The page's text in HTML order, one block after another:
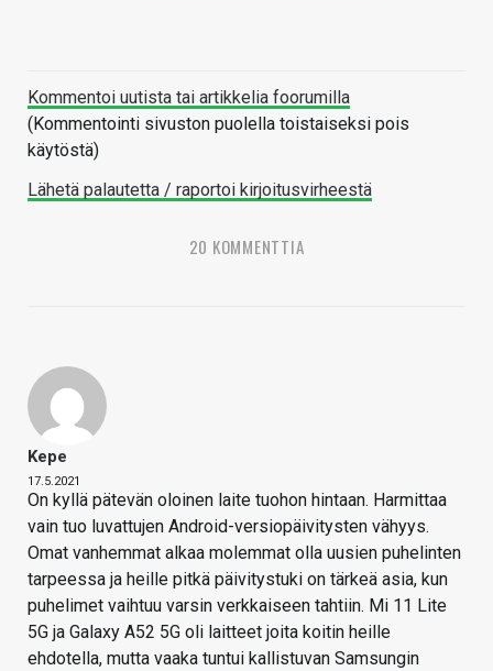
Kommentoi uutista tai artikkelia foorumilla
(Kommentointi sivuston puolella toistaiseksi pois
käytöstä)
Lähetä palautetta / raportoi kirjoitusvirheestä
20 KOMMENTTIA
Kepe
17.5.2021
On kyllä pätevän oloinen laite tuohon hintaan. Harmittaa
vain tuo luvattujen Android-versiopäivitysten vähyys.
Omat vanhemmat alkaa molemmat olla uusien puhelinten
tarpeessa ja heille pitkä päivitystuki on tärkeä asia, kun
puhelimet vaihtuu varsin verkkaiseen tahtiin. Mi 11 Lite
5G ja Galaxy A52 5G oli laitteet joita koitin heille
ehdotella, mutta vaaka tuntui kallistuvan Samsungin